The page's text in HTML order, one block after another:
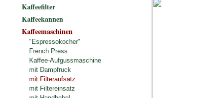
Kaffeefilter
Kaffeekannen
Kaffeemaschinen
"Espressokocher"
French Press
Kaffee-Aufgussmaschine
mit Dampfruck
mit Filteraufsatz
mit Filtereinsatz